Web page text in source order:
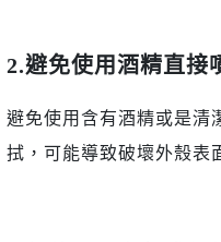
2.避免使用酒精直接
避免使用含有酒精或是清
拭，可能導致破壞外殼表